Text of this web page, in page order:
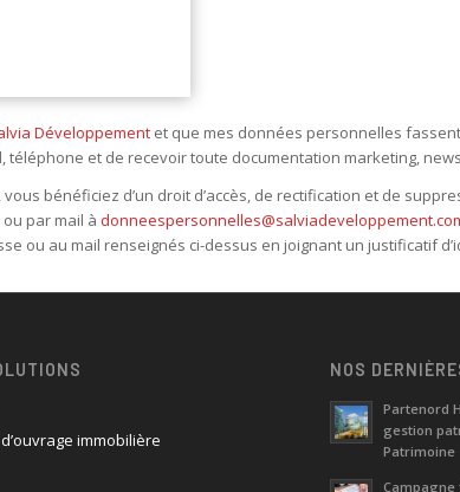
Développement et que mes données personnelles fassent
et de recevoir toute documentation marketing,
bénéficiez d’un droit d’accès, de rectification et de
par mail à
ou au mail renseignés ci-dessus en joignant un justificatif
immobilière
NOS
Partenord
gestion
Patrimoine
Campagne